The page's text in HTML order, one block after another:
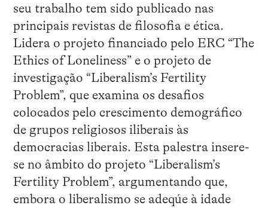
seu trabalho tem sido publicado nas
principais revistas de filosofia e ética.
Lidera o projeto financiado pelo ERC “The
Ethics of Loneliness” e o projeto de
investigação “Liberalism’s Fertility
Problem”, que examina os desafios
colocados pelo crescimento demográfico
de grupos religiosos iliberais às
democracias liberais. Esta palestra insere-
se no âmbito do projeto “Liberalism’s
Fertility Problem”, argumentando que,
embora o liberalismo se adeqúe à idade